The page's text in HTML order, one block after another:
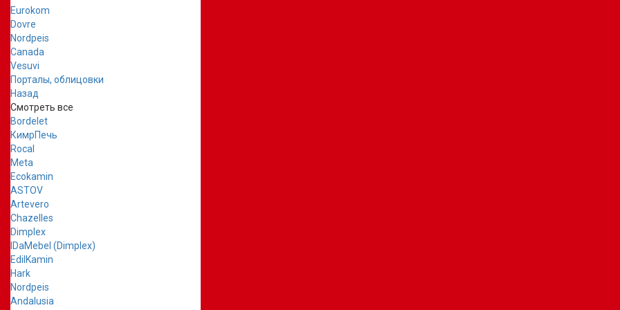
Eurokom
Dovre
Nordpeis
Canada
Vesuvi
Порталы, облицовки
Назад
Смотреть все
Bordelet
КимрПечь
Rocal
Meta
Ecokamin
ASTOV
Artevero
Chazelles
Dimplex
IDaMebel (Dimplex)
EdilKamin
Hark
Nordpeis
Andalusia